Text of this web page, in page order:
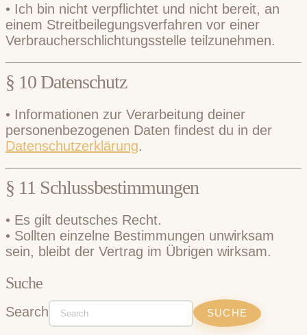
• Ich bin nicht verpflichtet und nicht bereit, an
einem Streitbeilegungsverfahren vor einer
Verbraucherschlichtungsstelle teilzunehmen.
§ 10 Datenschutz
• Informationen zur Verarbeitung deiner
personenbezogenen Daten findest du in der
Datenschutzerklärung.
§ 11 Schlussbestimmungen
• Es gilt deutsches Recht.
• Sollten einzelne Bestimmungen unwirksam
sein, bleibt der Vertrag im Übrigen wirksam.
Suche
Search